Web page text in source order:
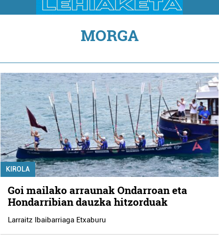
MORGA
KIROLA
Goi mailako arraunak Ondarroan eta
Hondarribian dauzka hitzorduak
Larraitz Ibaibarriaga Etxaburu